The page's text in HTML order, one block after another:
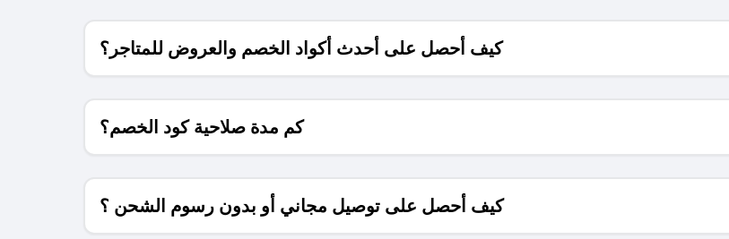
كيف أحصل على أحدث أكواد الخصم والعروض للمتاجر؟
كم مدة صلاحية كود الخصم؟
كيف أحصل على توصيل مجاني أو بدون رسوم الشحن ؟